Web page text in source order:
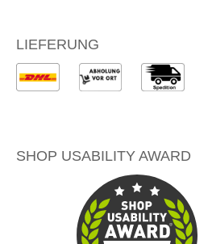
LIEFERUNG
SHOP USABILITY AWARD